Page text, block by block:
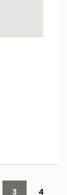
3
4